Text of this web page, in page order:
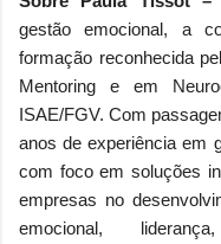
gestão emocional, a
formação reconhecida
Mentoring e em
ISAE/FGV. Com
anos de experiência em
com foco em soluções
empresas no
emocional,